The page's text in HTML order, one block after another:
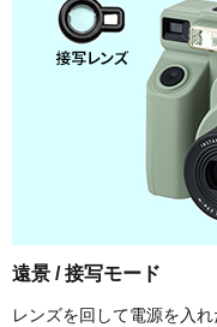
遠景 / 接写モード
レンズを回して電源を入